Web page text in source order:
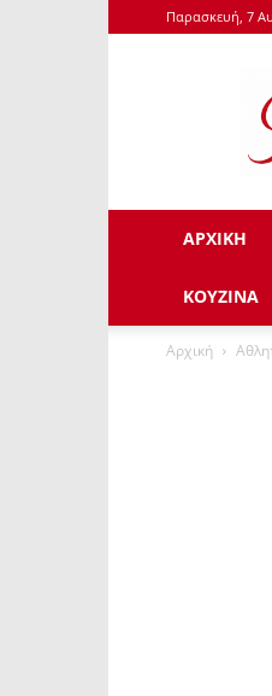
Παρασκευή, 7
ΑΡΧΙΚΗ
ΚΟΥΖΙΝΑ
Αρχική